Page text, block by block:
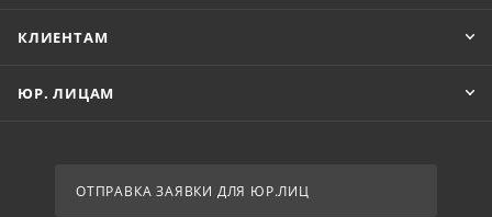
КЛИЕНТАМ
ЮР. ЛИЦАМ
ОТПРАВКА ЗАЯВКИ ДЛЯ ЮР.ЛИЦ